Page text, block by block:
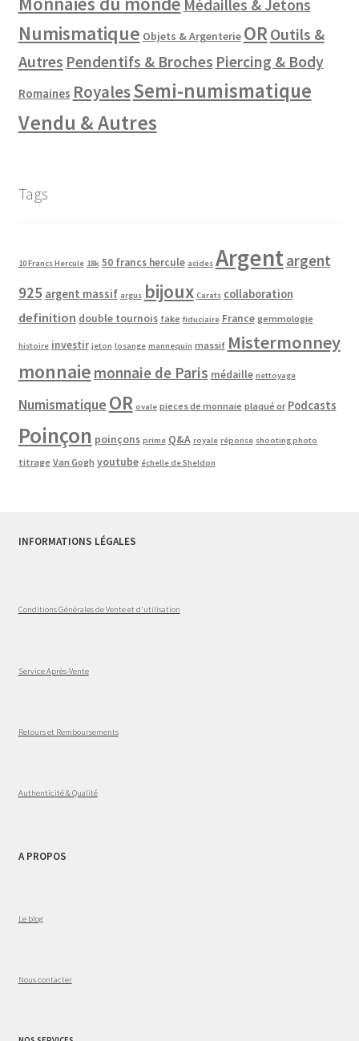
Médailles & Jetons
Numismatique Objets & Argenterie OR Outils &
Autres Pendentifs & Broches Piercing & Body
Romaines RoyalesSemi-numismatique
Vendu & Autres
Tags
10 Francs Hercule 18k 50 francs hercule acides Argentargent
925 argent massif argus bijoux Carats collaboration
definition double tournois fake fiduciaire France gemmologie
histoire investir jeton losange mannequin massif Mistermonney
monnaie monnaie de Paris médaille nettoyage
Numismatique OR ovale pieces de monnaie plaqué or Podcasts
Poinçon poinçons prime Q&A royale réponse shooting photo
titrage Van Gogh youtube échelle de Sheldon
INFORMATIONS LÉGALES
Conditions Générales de Vente et d'utilisation
Service Après-Vente
Retours et Remboursements
Authenticité & Qualité
A PROPOS
Le blog
Nous contacter